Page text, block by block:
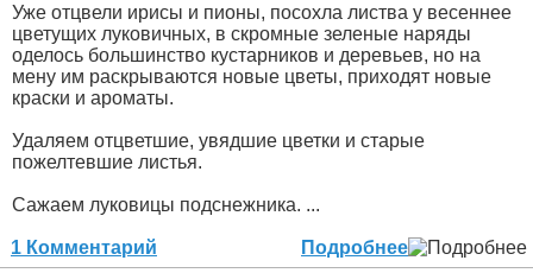
Уже отцвели ирисы и пионы, посохла листва у весеннее
цветущих луковичных, в скромные зеленые наряды
оделось большинство кустарников и деревьев, но на
мену им раскрываются новые цветы, приходят новые
краски и ароматы.
Удаляем отцветшие, увядшие цветки и старые
пожелтевшие листья.
Сажаем луковицы подснежника. ...
1 Комментарий Подробнее